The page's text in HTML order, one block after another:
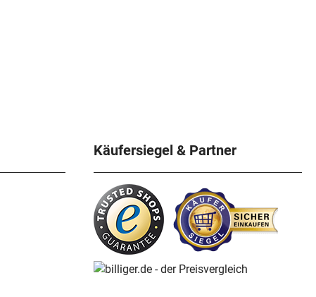
Käufersiegel & Partner